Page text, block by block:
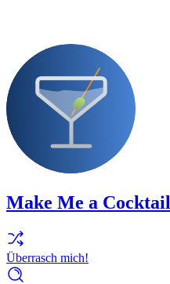
Make Me a Cocktail
Überrasch mich!